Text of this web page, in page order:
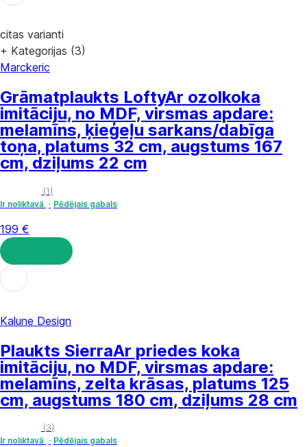
citas varianti
+ Kategorijas (3)
Marckeric
Grāmatplaukts LoftyAr ozolkoka
imitāciju, no MDF, virsmas apdare:
melamīns, ķieģeļu sarkans/dabīga
toņa, platums 32 cm, augstums 167
cm, dziļums 22 cm
(1 )
Ir noliktavā
Pēdējais gabals
199 €
LIKT GROZĀ
Kalune Design
Plaukts SierraAr priedes koka
imitāciju, no MDF, virsmas apdare:
melamīns, zelta krāsas, platums 125
cm, augstums 180 cm, dziļums 28 cm
(3)
Ir noliktavā
Pēdējais gabals